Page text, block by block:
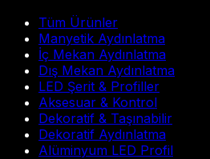
Tüm Ürünler
Manyetik Aydınlatma
İç Mekan Aydınlatma
Dış Mekan Aydınlatma
LED Şerit & Profiller
Aksesuar & Kontrol
Dekoratif & Taşınabilir
Dekoratif Aydınlatma
Alüminyum LED Profil